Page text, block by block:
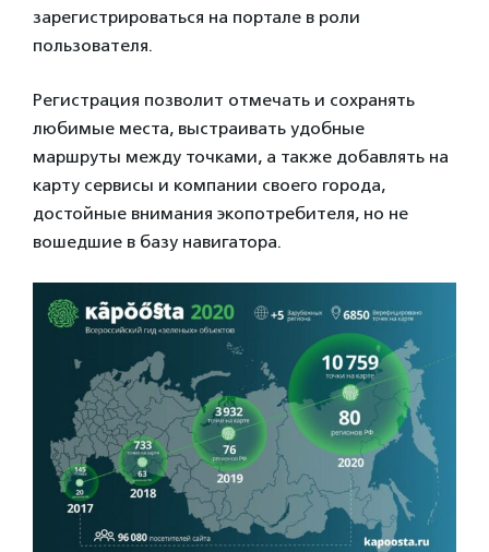
зарегистрироваться на портале в роли
пользователя.
Регистрация позволит отмечать и сохранять
любимые места, выстраивать удобные
маршруты между точками, а также добавлять на
карту сервисы и компании своего города,
достойные внимания экопотребителя, но не
вошедшие в базу навигатора.